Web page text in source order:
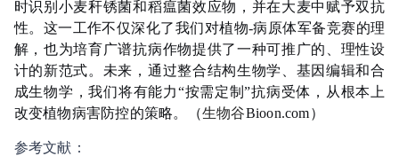
时识别小麦秆锈菌和稻瘟菌效应物，并在大麦中赋予双抗
性。这一工作不仅深化了我们对植物-病原体军备竞赛的理
解，也为培育广谱抗病作物提供了一种可推广的、理性设
计的新范式。未来，通过整合结构生物学、基因编辑和合
成生物学，我们将有能力“按需定制”抗病受体，从根本上
改变植物病害防控的策略。（生物谷Bioon.com）
参考文献：